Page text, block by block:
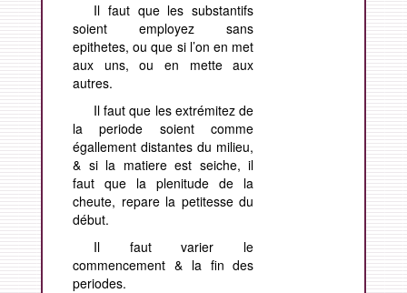
Il faut que les substantifs
soient employez sans
epithetes, ou que si l’on en met
aux uns, ou en mette aux
autres.
Il faut que les extrémitez de
la periode soient comme
égallement distantes du milieu,
& si la matiere est seiche, il
faut que la plenitude de la
cheute, repare la petitesse du
début.
Il faut varier le
commencement & la fin des
periodes.